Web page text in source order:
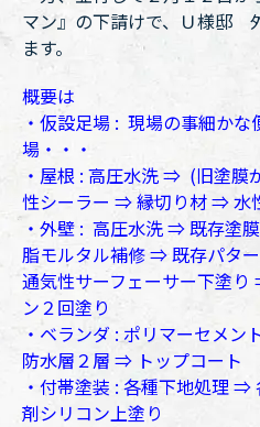
マン』の下請けで、Ｕ様邸
ます。
概要は
・仮設足場 : 現場の事細か
場・・・
・屋根 : 高圧水洗 ⇒ (旧塗膜
性シーラー ⇒ 縁切り材 ⇒ 水
・外壁 : 高圧水洗 ⇒ 既存塗
脂モルタル補修 ⇒ 既存パタ
通気性サーフェーサー下塗
ン２回塗り
・ベランダ : ポリマーセメ
防水層２層 ⇒ トップコート
・付帯塗装 : 各種下地処理
剤シリコン上塗り